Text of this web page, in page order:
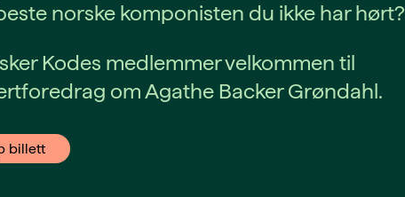
norske komponisten du ikke har hørt?
Kodes medlemmer velkommen til
om Agathe Backer Grøndahl.
billett